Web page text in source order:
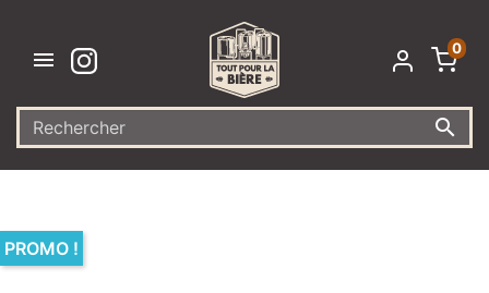


0
PROMO !